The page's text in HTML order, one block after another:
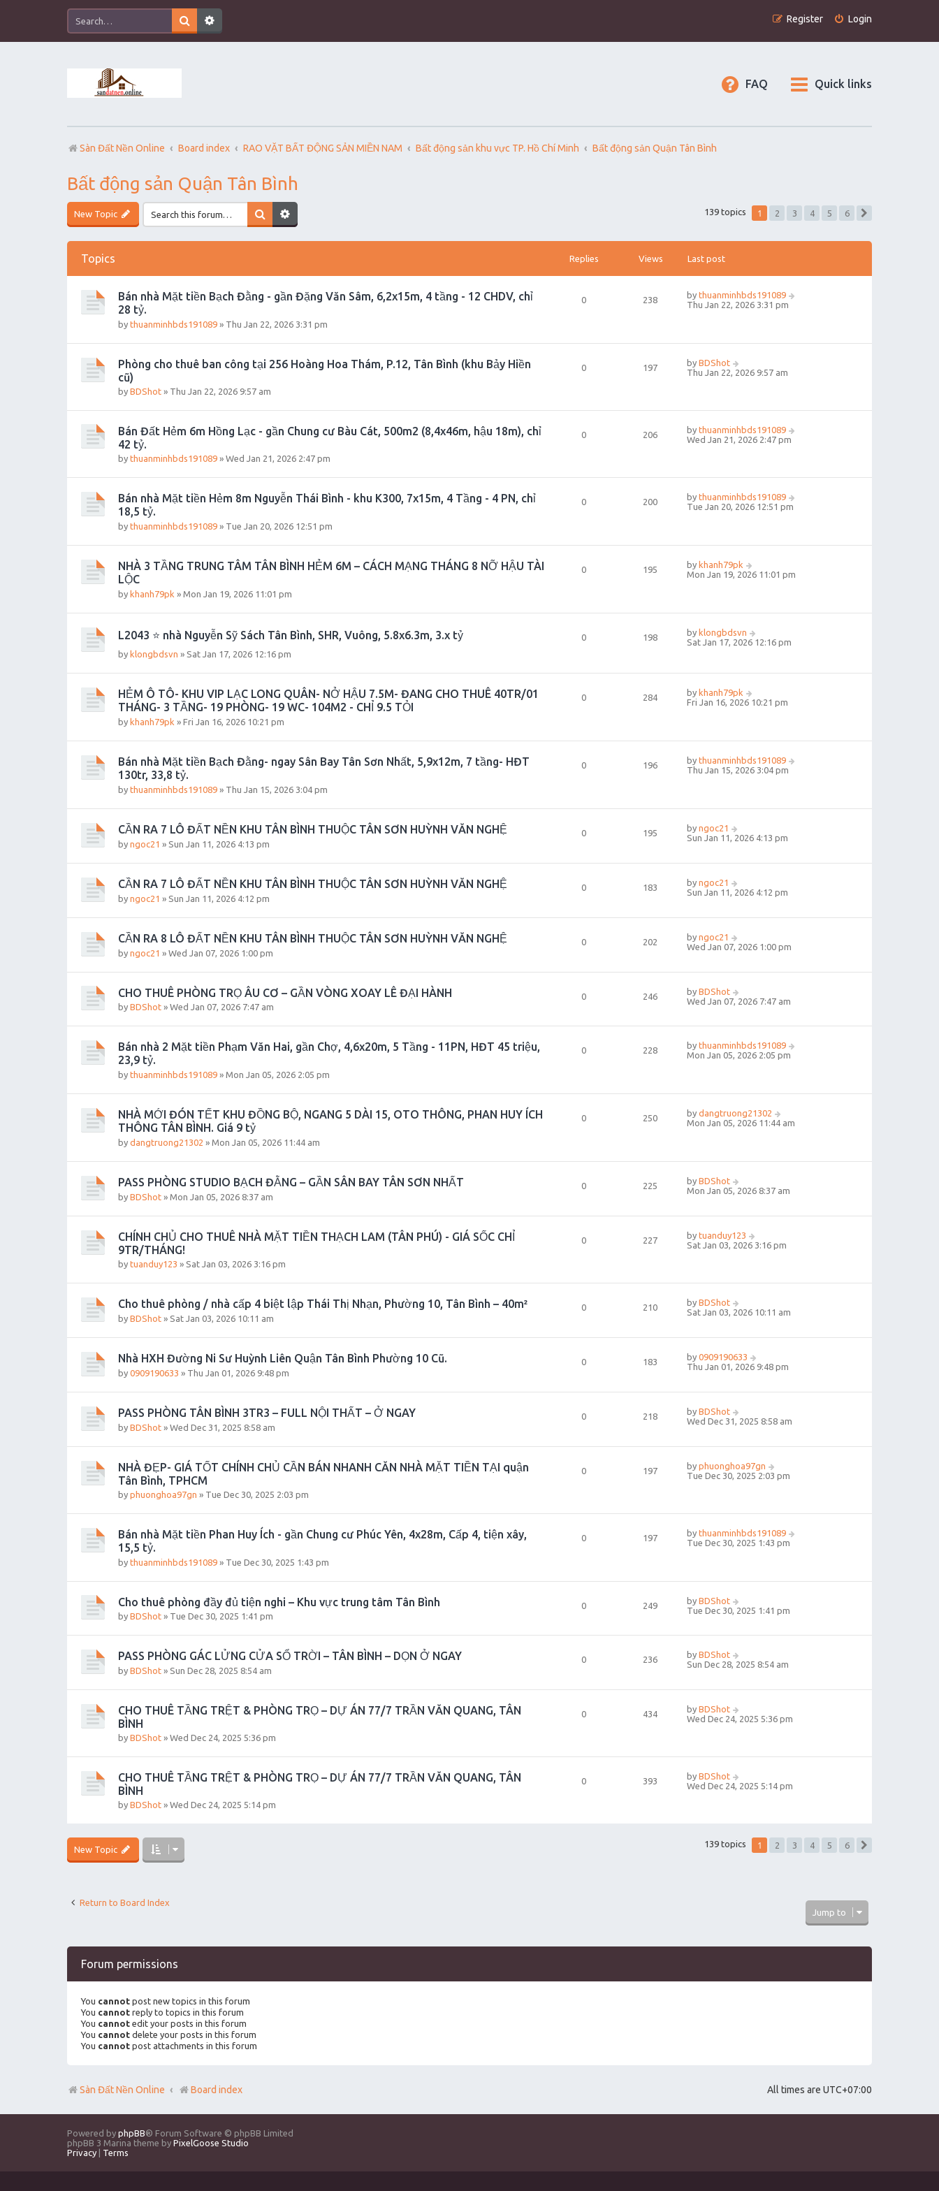
Login
Register
Quick links
FAQ
Sàn Đất Nền Online Board index RAO VẶT BẤT ĐỘNG SẢN MIỀN NAM Bất động sản khu vực TP. Hồ Chí Minh Bất động sản Quận Tân Bình
Bất động sản Quận Tân Bình
New Topic 139 topics 1 2 3 4 5
6
Topics Replies Views Last post
Bán nhà Mặt tiền Bạch Đằng - gần Đặng Văn Sâm, 6,2x15m, 4 tầng - 12 CHDV, chỉ
28 tỷ.
by thuanminhbds191089 » Thu Jan 22, 2026 3:31 pm
0 238 by thuanminhbds191089
Thu Jan 22, 2026 3:31 pm
Phòng cho thuê ban công tại 256 Hoàng Hoa Thám, P.12, Tân Bình (khu Bảy Hiền
cũ)
by BDShot » Thu Jan 22, 2026 9:57 am
0 197 by BDShot
Thu Jan 22, 2026 9:57 am
Bán Đất Hẻm 6m Hồng Lạc - gần Chung cư Bàu Cát, 500m2 (8,4x46m, hậu 18m), chỉ
42 tỷ.
by thuanminhbds191089 » Wed Jan 21, 2026 2:47 pm
0 206 by thuanminhbds191089
Wed Jan 21, 2026 2:47 pm
Bán nhà Mặt tiền Hẻm 8m Nguyễn Thái Bình - khu K300, 7x15m, 4 Tầng - 4 PN, chỉ
18,5 tỷ.
by thuanminhbds191089 » Tue Jan 20, 2026 12:51 pm
0 200 by thuanminhbds191089
Tue Jan 20, 2026 12:51 pm
NHÀ 3 TẦNG TRUNG TÂM TÂN BÌNH HẺM 6M – CÁCH MẠNG THÁNG 8 NỠ HẬU TÀI
LỘC
by khanh79pk » Mon Jan 19, 2026 11:01 pm
0 195 by khanh79pk
Mon Jan 19, 2026 11:01 pm
L2043 ⭐️ nhà Nguyễn Sỹ Sách Tân Bình, SHR, Vuông, 5.8x6.3m, 3.x tỷ
by klongbdsvn » Sat Jan 17, 2026 12:16 pm
0 198 by klongbdsvn
Sat Jan 17, 2026 12:16 pm
HẺM Ô TÔ- KHU VIP LẠC LONG QUÂN- NỞ HẬU 7.5M- ĐANG CHO THUÊ 40TR/01
THÁNG- 3 TẦNG- 19 PHÒNG- 19 WC- 104M2 - CHỈ 9.5 TỎI
by khanh79pk » Fri Jan 16, 2026 10:21 pm
0 284 by khanh79pk
Fri Jan 16, 2026 10:21 pm
Bán nhà Mặt tiền Bạch Đằng- ngay Sân Bay Tân Sơn Nhất, 5,9x12m, 7 tầng- HĐT
130tr, 33,8 tỷ.
by thuanminhbds191089 » Thu Jan 15, 2026 3:04 pm
0 196 by thuanminhbds191089
Thu Jan 15, 2026 3:04 pm
CẦN RA 7 LÔ ĐẤT NỀN KHU TÂN BÌNH THUỘC TÂN SƠN HUỲNH VĂN NGHỆ
by ngoc21 » Sun Jan 11, 2026 4:13 pm
0 195 by ngoc21
Sun Jan 11, 2026 4:13 pm
CẦN RA 7 LÔ ĐẤT NỀN KHU TÂN BÌNH THUỘC TÂN SƠN HUỲNH VĂN NGHỆ
by ngoc21 » Sun Jan 11, 2026 4:12 pm
0 183 by ngoc21
Sun Jan 11, 2026 4:12 pm
CẦN RA 8 LÔ ĐẤT NỀN KHU TÂN BÌNH THUỘC TÂN SƠN HUỲNH VĂN NGHỆ
by ngoc21 » Wed Jan 07, 2026 1:00 pm
0 202 by ngoc21
Wed Jan 07, 2026 1:00 pm
CHO THUÊ PHÒNG TRỌ ÂU CƠ – GẦN VÒNG XOAY LÊ ĐẠI HÀNH
by BDShot » Wed Jan 07, 2026 7:47 am
0 246 by BDShot
Wed Jan 07, 2026 7:47 am
Bán nhà 2 Mặt tiền Phạm Văn Hai, gần Chợ, 4,6x20m, 5 Tầng - 11PN, HĐT 45 triệu,
23,9 tỷ.
by thuanminhbds191089 » Mon Jan 05, 2026 2:05 pm
0 228 by thuanminhbds191089
Mon Jan 05, 2026 2:05 pm
NHÀ MỚI ĐÓN TẾT KHU ĐỒNG BỘ, NGANG 5 DÀI 15, OTO THÔNG, PHAN HUY ÍCH
THÔNG TÂN BÌNH. Giá 9 tỷ
by dangtruong21302 » Mon Jan 05, 2026 11:44 am
0 250 by dangtruong21302
Mon Jan 05, 2026 11:44 am
PASS PHÒNG STUDIO BẠCH ĐẰNG – GẦN SÂN BAY TÂN SƠN NHẤT
by BDShot » Mon Jan 05, 2026 8:37 am
0 225 by BDShot
Mon Jan 05, 2026 8:37 am
CHÍNH CHỦ CHO THUÊ NHÀ MẶT TIỀN THẠCH LAM (TÂN PHÚ) - GIÁ SỐC CHỈ
9TR/THÁNG!
by tuanduy123 » Sat Jan 03, 2026 3:16 pm
0 227 by tuanduy123
Sat Jan 03, 2026 3:16 pm
Cho thuê phòng / nhà cấp 4 biệt lập Thái Thị Nhạn, Phường 10, Tân Bình – 40m²
by BDShot » Sat Jan 03, 2026 10:11 am
0 210 by BDShot
Sat Jan 03, 2026 10:11 am
Nhà HXH Đường Ni Sư Huỳnh Liên Quận Tân Bình Phường 10 Cũ.
by 0909190633 » Thu Jan 01, 2026 9:48 pm
0 183 by 0909190633
Thu Jan 01, 2026 9:48 pm
PASS PHÒNG TÂN BÌNH 3TR3 – FULL NỘI THẤT – Ở NGAY
by BDShot » Wed Dec 31, 2025 8:58 am
0 218 by BDShot
Wed Dec 31, 2025 8:58 am
NHÀ ĐẸP- GIÁ TỐT CHÍNH CHỦ CẦN BÁN NHANH CĂN NHÀ MẶT TIỀN TẠI quận
Tân Bình, TPHCM
by phuonghoa97gn » Tue Dec 30, 2025 2:03 pm
0 197 by phuonghoa97gn
Tue Dec 30, 2025 2:03 pm
Bán nhà Mặt tiền Phan Huy Ích - gần Chung cư Phúc Yên, 4x28m, Cấp 4, tiện xây,
15,5 tỷ.
by thuanminhbds191089 » Tue Dec 30, 2025 1:43 pm
0 197 by thuanminhbds191089
Tue Dec 30, 2025 1:43 pm
Cho thuê phòng đầy đủ tiện nghi – Khu vực trung tâm Tân Bình
by BDShot » Tue Dec 30, 2025 1:41 pm
0 249 by BDShot
Tue Dec 30, 2025 1:41 pm
PASS PHÒNG GÁC LỬNG CỬA SỔ TRỜI – TÂN BÌNH – DỌN Ở NGAY
by BDShot » Sun Dec 28, 2025 8:54 am
0 236 by BDShot
Sun Dec 28, 2025 8:54 am
CHO THUÊ TẦNG TRỆT & PHÒNG TRỌ – DỰ ÁN 77/7 TRẦN VĂN QUANG, TÂN
BÌNH
by BDShot » Wed Dec 24, 2025 5:36 pm
0 434 by BDShot
Wed Dec 24, 2025 5:36 pm
CHO THUÊ TẦNG TRỆT & PHÒNG TRỌ – DỰ ÁN 77/7 TRẦN VĂN QUANG, TÂN
BÌNH
by BDShot » Wed Dec 24, 2025 5:14 pm
0 393 by BDShot
Wed Dec 24, 2025 5:14 pm
New Topic
139 topics 1 2 3 4 5
6
Return to Board Index
Jump to
Forum permissions
You cannot post new topics in this forum
You cannot reply to topics in this forum
You cannot edit your posts in this forum
You cannot delete your posts in this forum
You cannot post attachments in this forum
All times are UTC+07:00
Sàn Đất Nền Online Board index
Powered by phpBB® Forum Software © phpBB Limited
phpBB 3 Marina theme by PixelGoose Studio
Privacy
Terms